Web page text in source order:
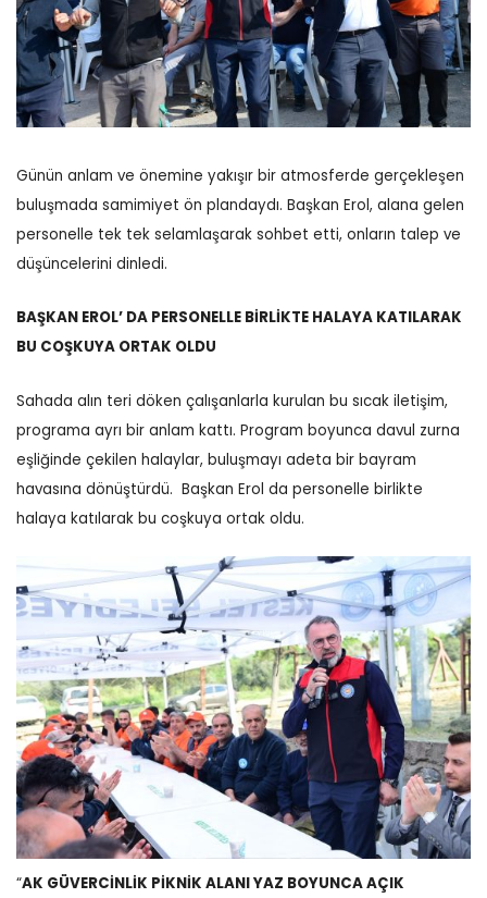
Günün anlam ve önemine yakışır bir atmosferde gerçekleşen
buluşmada samimiyet ön plandaydı. Başkan Erol, alana gelen
personelle tek tek selamlaşarak sohbet etti, onların talep ve
düşüncelerini dinledi.
BAŞKAN EROL’ DA PERSONELLE BİRLİKTE HALAYA KATILARAK
BU COŞKUYA ORTAK OLDU
Sahada alın teri döken çalışanlarla kurulan bu sıcak iletişim,
programa ayrı bir anlam kattı. Program boyunca davul zurna
eşliğinde çekilen halaylar, buluşmayı adeta bir bayram
havasına dönüştürdü. Başkan Erol da personelle birlikte
halaya katılarak bu coşkuya ortak oldu.
“AK GÜVERCİNLİK PİKNİK ALANI YAZ BOYUNCA AÇIK